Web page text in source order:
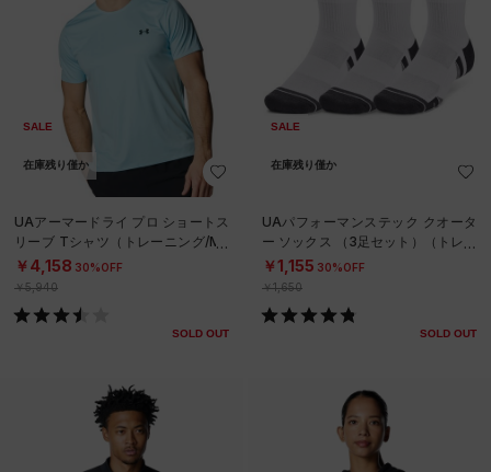
SALE
在庫残り僅か
UAアーマードライ プロ ショートス
リーブ Tシャツ（トレーニング/ME
N）
￥4,158 30%OFF
￥5,940
SOLD OUT
SALE
在庫残り僅か
UAパフォーマンステック クオータ
ー ソックス （3足セット）（トレー
ニング/UNISEX）
￥1,155 30%OFF
￥1,650
SOLD OUT